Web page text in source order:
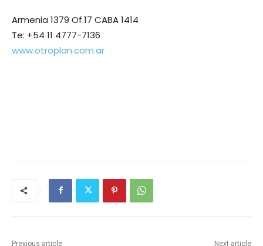
Armenia 1379 Of.17 CABA 1414
Te: +54 11 4777-7136
www.otroplan.com.ar
Previous article Next article